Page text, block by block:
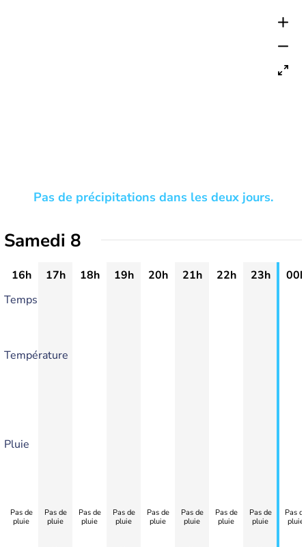
Pas de précipitations dans les deux jours.
Samedi 8
16h 17h 18h 19h 20h 21h 22h 23h
00h
Temps
Température
Pluie
Pas de
pluie
Pas de
pluie
Pas de
pluie
Pas de
pluie
Pas de
pluie
Pas de
pluie
Pas de
pluie
Pas de
pluie
Pas
pluie